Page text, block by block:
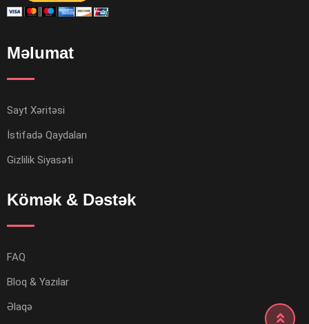
Məlumat
Sayt Xəritəsi
İstifadə Qaydaları
Gizlilik Siyasəti
Kömək & Dəstək
FAQ
Bloq & Yazılar
Əlaqə